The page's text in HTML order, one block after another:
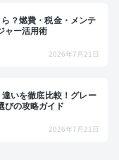
？燃費・税金・メンテ
ャー活用術
2026年7月21日
いを徹底比較！グレー
びの攻略ガイド
2026年7月21日